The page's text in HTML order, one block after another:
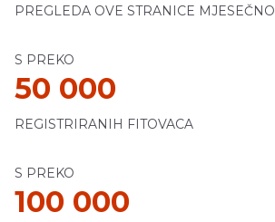
PREGLEDA OVE STRANICE MJESEČNO
S PREKO
50 000
REGISTRIRANIH FITOVACA
S PREKO
100 000